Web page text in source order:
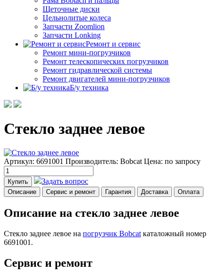
Щеточные диски
Цельнолитые колеса
Запчасти Zoomlion
Запчасти Lonking
Ремонт и сервис
Ремонт мини-погрузчиков
Ремонт телескопических погрузчиков
Ремонт гидравлической системы
Ремонт двигателей мини-погрузчиков
Б/у техника
Стекло заднее левое
Артикул: 6691001 Производитель: Bobcat Цена: по запросу
Купить Задать вопрос
Описание Сервис и ремонт Гарантия Доставка Оплата
Описание на стекло заднее левое
Стекло заднее левое на погрузчик Bobcat каталожный номер
6691001.
Сервис и ремонт